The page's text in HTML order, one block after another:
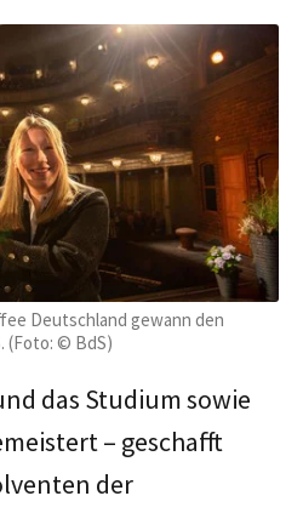
Deutschland gewann den
(Foto: © BdS)
das Studium sowie
– geschafft
der